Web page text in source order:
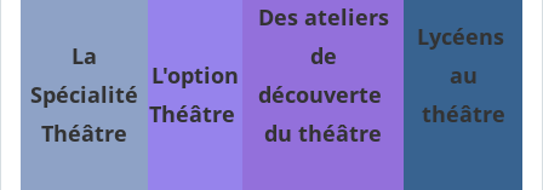
La
Spécialité
Théâtre
L'option
Théâtre
Des ateliers
de
découverte
du théâtre
Lycéens
au
théâtre